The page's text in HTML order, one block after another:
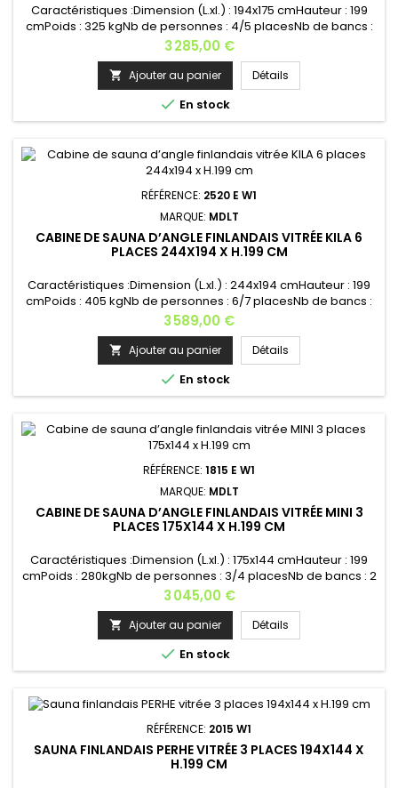
Caractéristiques :Dimension (L.xl.) : 194x175 cmHauteur : 199
cmPoids : 325 kgNb de personnes : 4/5 placesNb de bancs :
2 - 178 ,5x55 cm (x2)Logement de poêle : 1 - Poêle
recommandé : 8 kWGrille de protection du poêle : 1Grille
d’aération : 1Appui-tête : 2Éclairage : 1Nb de fenêtres :
1Matière : bois épicéa Raccords : Raccords externesType du
verre :...
Prix
3 285,00 €
 Ajouter au panier Détails
 En stock
RÉFÉRENCE: 2520 E W1
MARQUE: MDLT
CABINE DE SAUNA D’ANGLE FINLANDAIS VITRÉE KILA 6
PLACES 244X194 X H.199 CM
Caractéristiques :Dimension (L.xl.) : 244x194 cmHauteur : 199
cmPoids : 405 kgNb de personnes : 6/7 placesNb de bancs :
2 - 228,5x55 cm (x2)Logement de poêle : 1 - Poêle
recommandé : 9 kWGrille de protection du poêle : 1Grille
d’aération : 1Appui-tête : 2Éclairage : 1Nb de fenêtres :
1Matière : bois épicéa Raccords : Raccords externesType du
verre : verre...
Prix
3 589,00 €
 Ajouter au panier Détails
 En stock
RÉFÉRENCE: 1815 E W1
MARQUE: MDLT
CABINE DE SAUNA D’ANGLE FINLANDAIS VITRÉE MINI 3
PLACES 175X144 X H.199 CM
Caractéristiques :Dimension (L.xl.) : 175x144 cmHauteur : 199
cmPoids : 280kgNb de personnes : 3/4 placesNb de bancs : 2
- 161x55 cm x2Logement de poêle : 1 - Poêle recommandé : 6
kWGrille de protection du poêle : 1Grille d’aération : 1Appui-
tête : 1Éclairage : 1Nb de fenêtres : 1Matière : bois
épicéa Raccords : Raccords externesType du verre : verre...
Prix
3 045,00 €
 Ajouter au panier Détails
 En stock
RÉFÉRENCE: 2015 W1
SAUNA FINLANDAIS PERHE VITRÉE 3 PLACES 194X144 X
H.199 CM